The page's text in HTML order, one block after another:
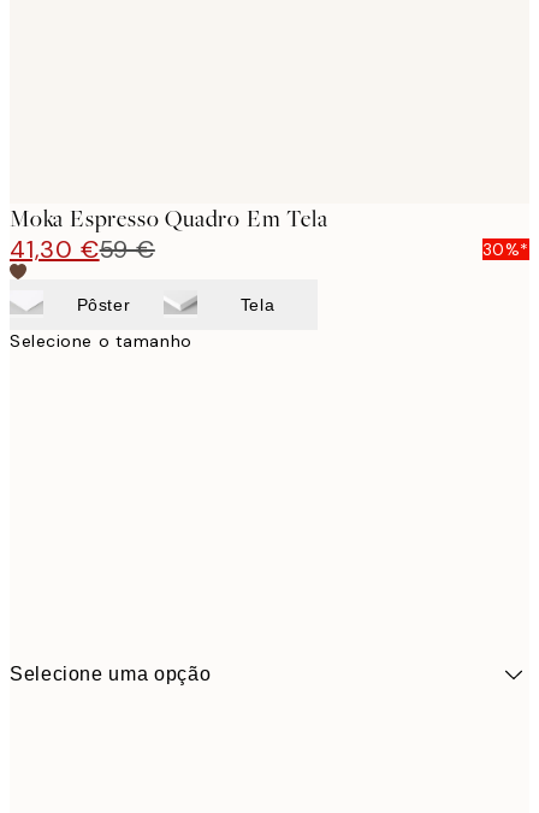
Moka Espresso Quadro Em Tela
41,30 €59 € 30%*
Pôster Tela
Selecione o tamanho
Selecione uma opção